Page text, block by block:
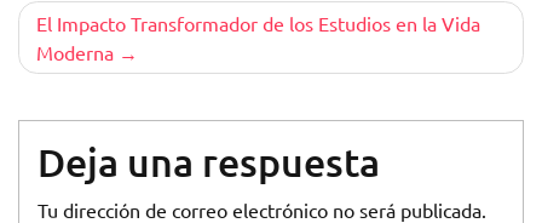
entradas
El Impacto Transformador de los Estudios en la Vida
Moderna
Deja una respuesta
Tu dirección de correo electrónico no será publicada.